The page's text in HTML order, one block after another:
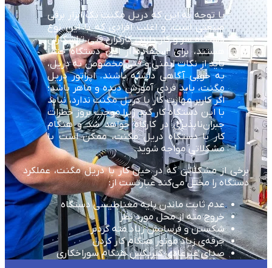
با توجه به این که دریل مگنت یک ابزار برقی
صنعتی است، و اغلب افرادی که با این نوع
دستگاه سر و کار دارند، کارگران فنی تراشکاران
هستند، برای استفاده از این دستگاه حتماً
باید از نکات ایمنی و فنی مخصوص به دریل،
به خوبی آگاهی داشته باشند. اپراتور دریل
مگنت، باید فردی آموزش دیده و ماهر باشد؛
اگر کاربر مهارت کار با دریل مگنت ندارد، نباید
با این دستگاه کار کند زیرا موجب بروز خطرات
جبران‌ناپذیری در کارگاه خواهد شد و هنگام
کار با دستگاه دریل مگنت، ممکن است با
مشکلاتی مواجه شوید.
برخی از مشکلاتی که در حین کار با دریل مگنت، عملکرد
دستگاه را مختل می‌کند عبارتست از:
عدم ثابت ماندن پایه مغناطیسی دستگاه
خروج مته از محل مورد نظر
شکستن و فرسایش زیاد مته گردبر
جرقه‌ی زیاد موتور هنگام کار کردن
صدای غیرعادی گیربکس هنگام سوراخکاری